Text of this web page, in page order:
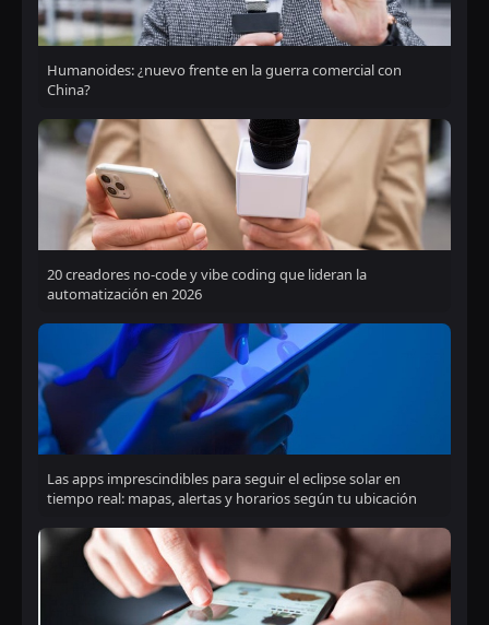
Humanoides: ¿nuevo frente en la guerra comercial con
China?
20 creadores no-code y vibe coding que lideran la
automatización en 2026
Las apps imprescindibles para seguir el eclipse solar en
tiempo real: mapas, alertas y horarios según tu ubicación